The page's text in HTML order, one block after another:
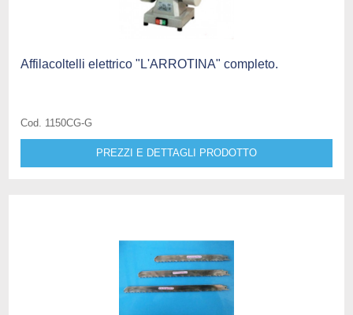
Affilacoltelli elettrico "L'ARROTINA" completo.
Cod. 1150CG-G
PREZZI E DETTAGLI PRODOTTO